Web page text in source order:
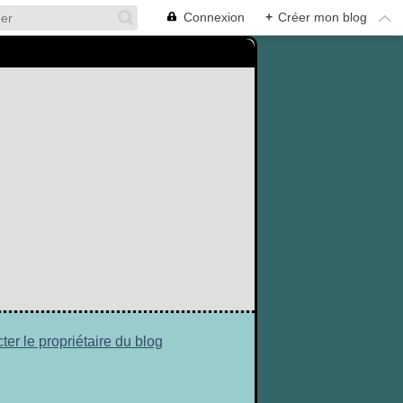
Connexion + Créer mon blog
le propriétaire du blog